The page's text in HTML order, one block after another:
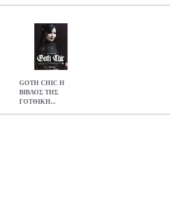
GOTH CHIC Η
ΒΙΒΛΟΣ ΤΗΣ
ΓΟΤΘΙΚΗ...